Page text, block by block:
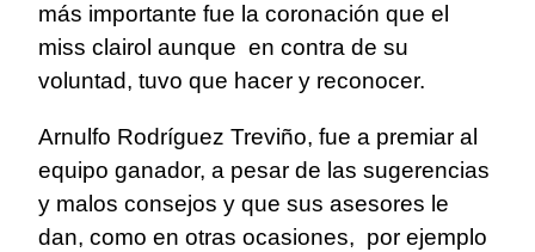
más importante fue la coronación que el
miss clairol aunque en contra de su
voluntad, tuvo que hacer y reconocer.
Arnulfo Rodríguez Treviño, fue a premiar al
equipo ganador, a pesar de las sugerencias
y malos consejos y que sus asesores le
dan, como en otras ocasiones, por ejemplo